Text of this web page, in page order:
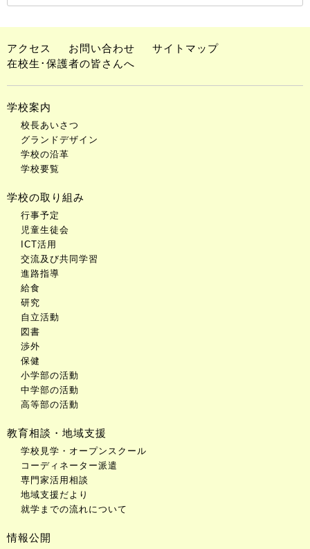
アクセス お問い合わせ
サイトマップ
在校生･保護者の皆さんへ
学校案内
校長あいさつ
グランドデザイン
学校の沿革
学校要覧
学校の取り組み
行事予定
児童生徒会
ICT活用
交流及び共同学習
進路指導
給食
研究
自立活動
図書
渉外
保健
小学部の活動
中学部の活動
高等部の活動
教育相談・地域支援
学校見学・オープンスクール
コーディネーター派遣
専門家活用相談
地域支援だより
就学までの流れについて
情報公開